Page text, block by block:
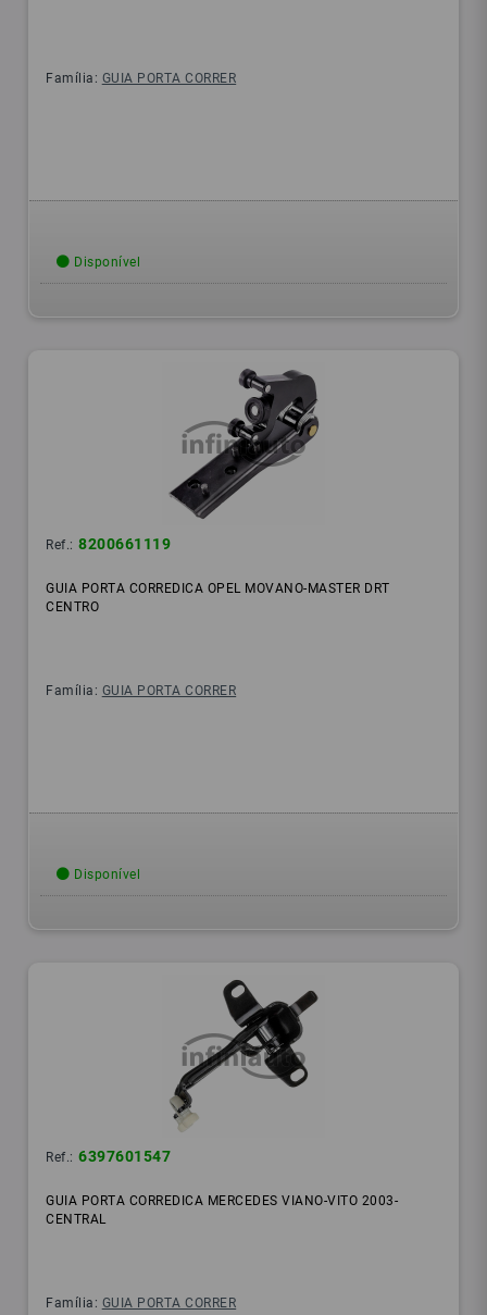
Família: GUIA PORTA CORRER
Disponível
Ref.: 8200661119
GUIA PORTA CORREDICA OPEL MOVANO-MASTER DRT
CENTRO
Família: GUIA PORTA CORRER
Disponível
Ref.: 6397601547
GUIA PORTA CORREDICA MERCEDES VIANO-VITO 2003-
CENTRAL
Família: GUIA PORTA CORRER